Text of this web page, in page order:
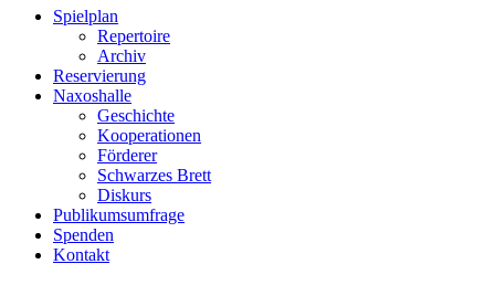
Spielplan
Repertoire
Archiv
Reservierung
Naxoshalle
Geschichte
Kooperationen
Förderer
Schwarzes Brett
Diskurs
Publikumsumfrage
Spenden
Kontakt